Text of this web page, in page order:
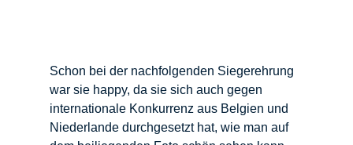
Schon bei der nachfolgenden Siegerehrung
war sie happy, da sie sich auch gegen
internationale Konkurrenz aus Belgien und
Niederlande durchgesetzt hat, wie man auf